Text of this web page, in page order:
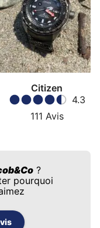
Citizen
4.3
111 Avis
?
pourquoi